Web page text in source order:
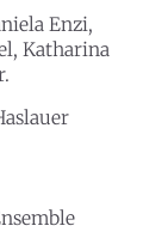
Enzi,
Katharina